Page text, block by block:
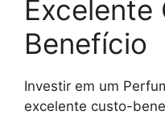
Excelente
Benefício
Investir em um
excelente custo-